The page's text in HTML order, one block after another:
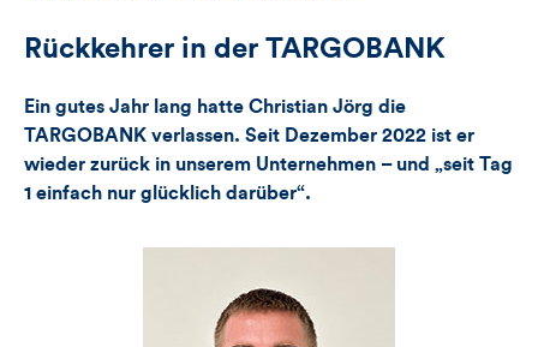
Views,
und
Kommentare
Rückkehrer in der TARGOBANK
Ein gutes Jahr lang hatte Christian Jörg die
TARGOBANK verlassen. Seit Dezember 2022 ist er
wieder zurück in unserem Unternehmen – und „seit Tag
1 einfach nur glücklich darüber“.